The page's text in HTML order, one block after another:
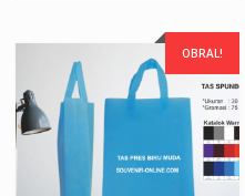
OBRAL!